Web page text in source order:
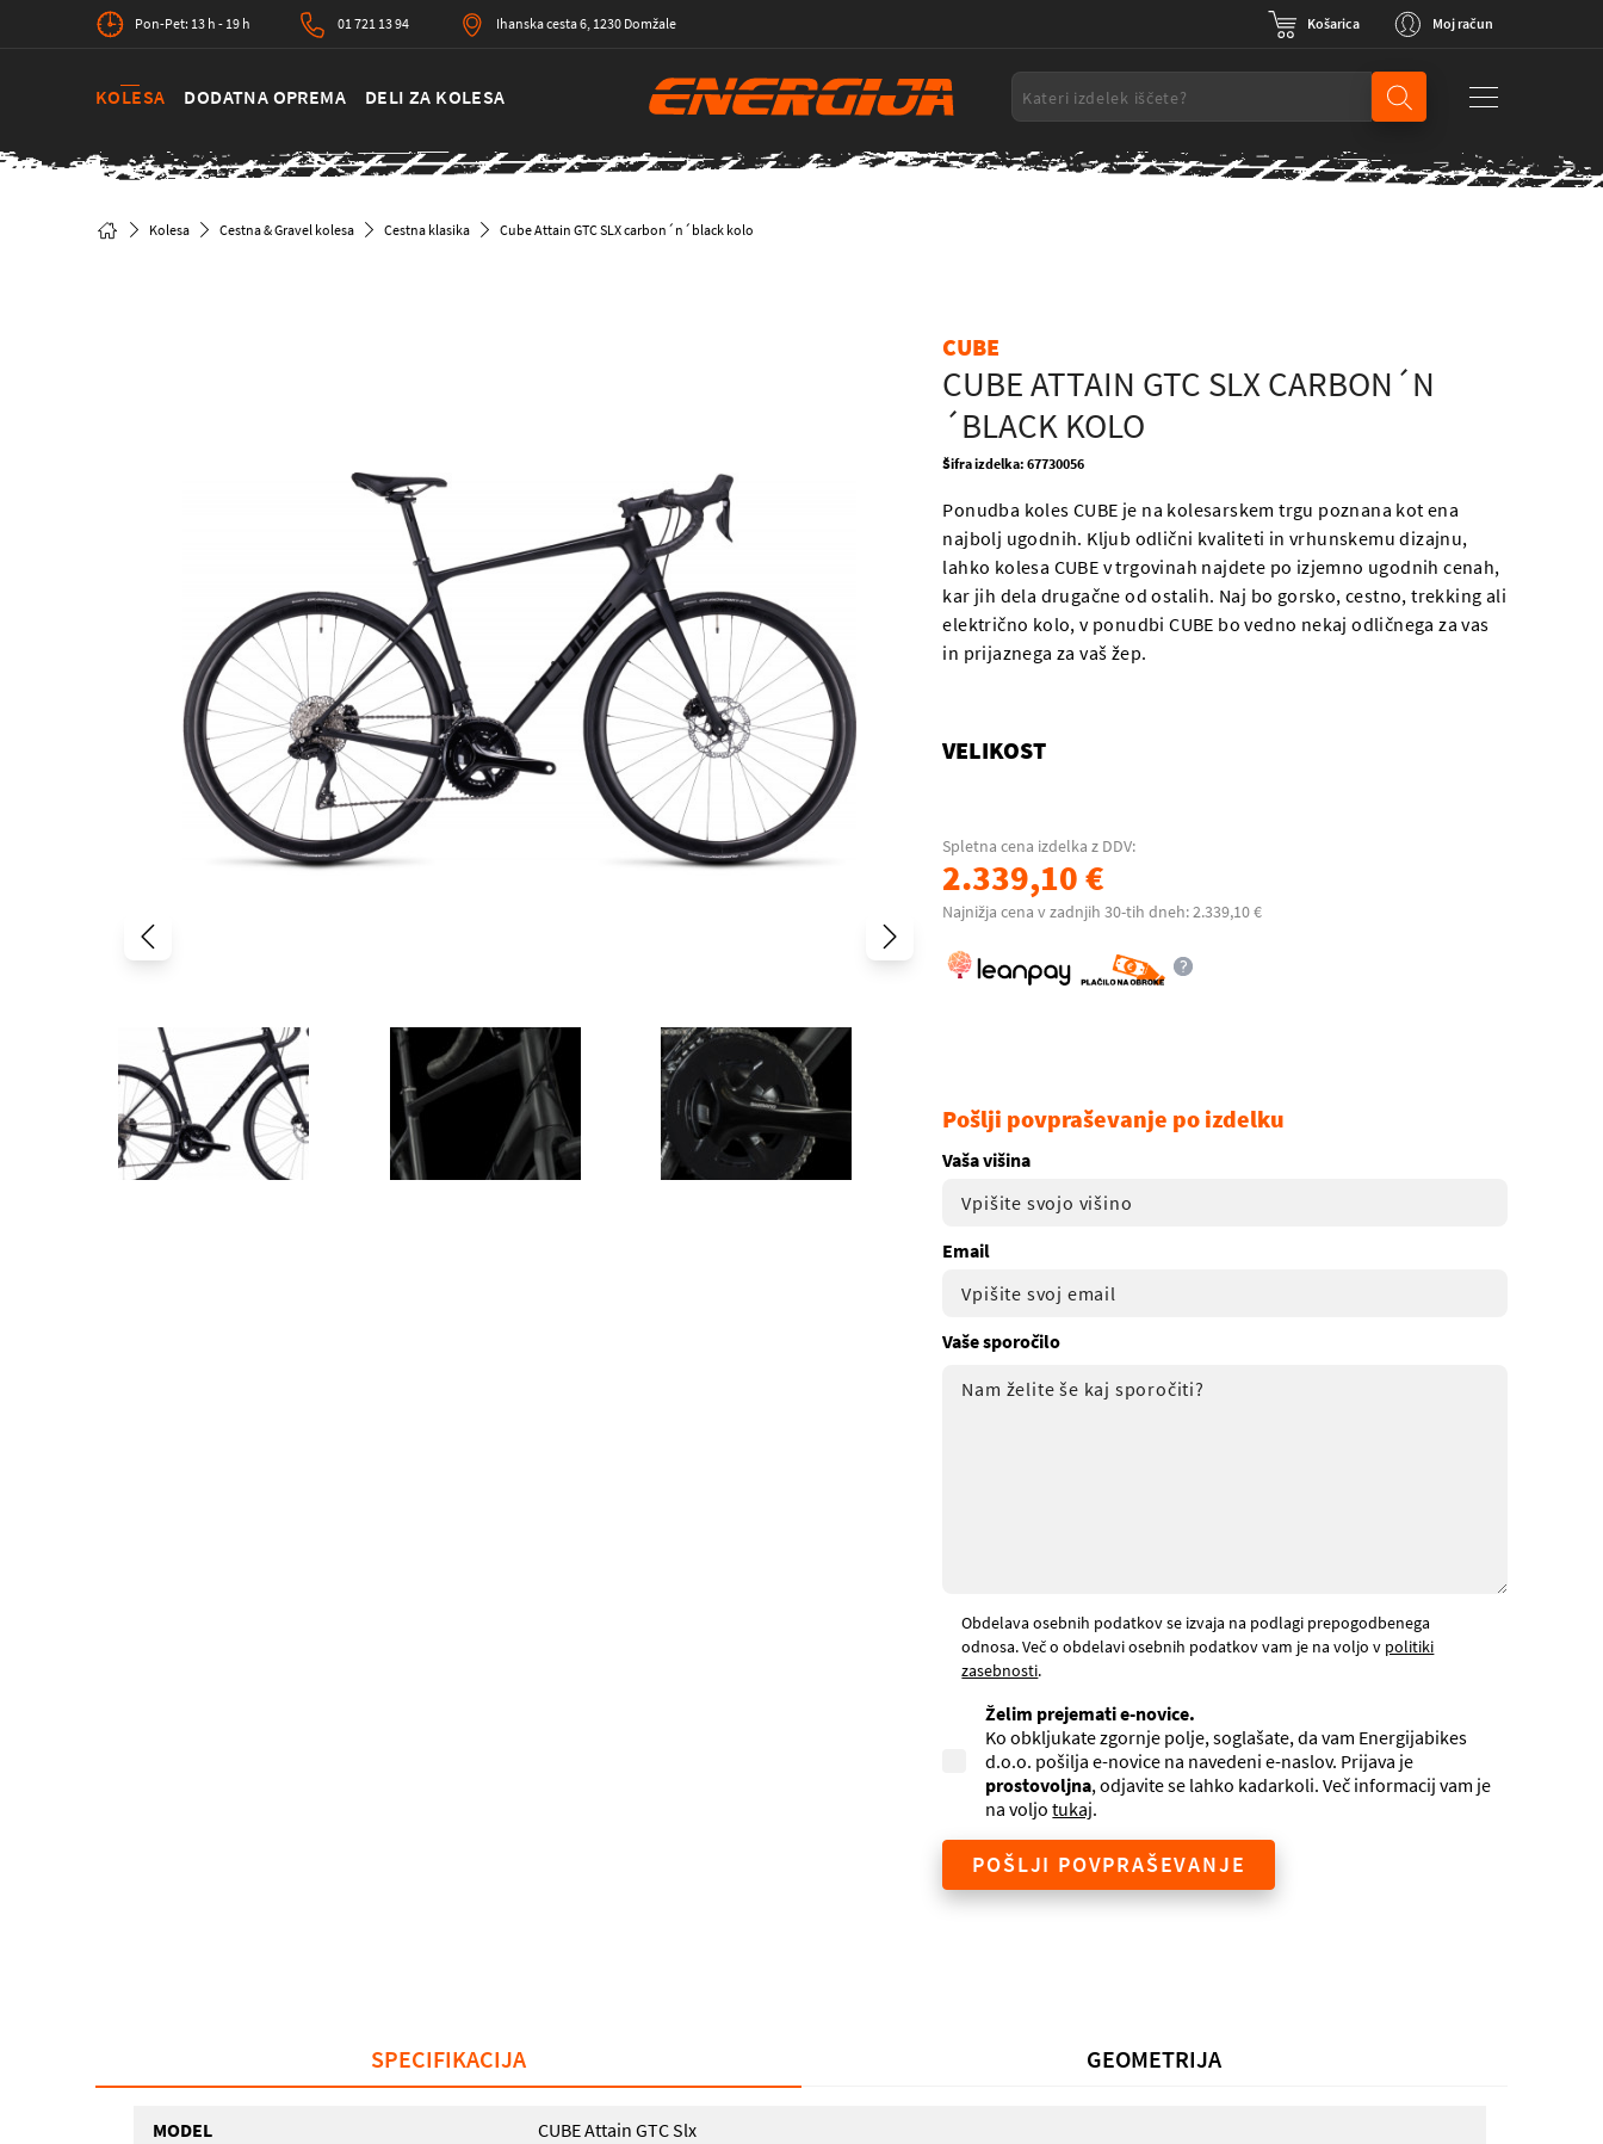
Pon-Pet: 13 h - 19 h 01 721 13 94 Ihanska cesta 6, 1230 Domžale Košarica Moj račun
KOLESA DODATNA OPREMA DELI ZA KOLESA
Kolesa Cestna & Gravel kolesa Cestna klasika Cube Attain GTC SLX carbon´n´black kolo
CUBE
CUBE ATTAIN GTC SLX CARBON´N
´BLACK KOLO
Šifra izdelka: 67730056
Ponudba koles CUBE je na kolesarskem trgu poznana kot ena
najbolj ugodnih. Kljub odlični kvaliteti in vrhunskemu dizajnu,
lahko kolesa CUBE v trgovinah najdete po izjemno ugodnih cenah,
kar jih dela drugačne od ostalih. Naj bo gorsko, cestno, trekking ali
električno kolo, v ponudbi CUBE bo vedno nekaj odličnega za vas
in prijaznega za vaš žep.
VELIKOST
Spletna cena izdelka z DDV:
2.339,10 €
Najnižja cena v zadnjih 30-tih dneh: 2.339,10 €
Pošlji povpraševanje po izdelku
Vaša višina
Email
Vaše sporočilo
Obdelava osebnih podatkov se izvaja na podlagi prepogodbenega
odnosa. Več o obdelavi osebnih podatkov vam je na voljo v politiki
zasebnosti.
Želim prejemati e-novice.
Ko obkljukate zgornje polje, soglašate, da vam Energijabikes
d.o.o. pošilja e-novice na navedeni e-naslov. Prijava je
prostovoljna, odjavite se lahko kadarkoli. Več informacij vam je
na voljotukaj.
POŠLJI POVPRAŠEVANJE
SPECIFIKACIJA GEOMETRIJA
MODEL CUBE Attain GTC Slx